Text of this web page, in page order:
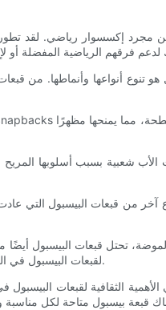
مجرد إكسسوار رياضي. لقد
تنوع أنواعها وأنماطها. من
شعبية بسبب أسلوبها المريح
من قبعات البيسبول التي
تحتل قبعات البيسبول
لقبعات البيسبول في الرياضة جعلها رمزًا لروح الفريق والولاء. يرتدي المشجعون بفخر قبعة فريقهم المفضل لإظهار دعمهم وتفانيهم، مما يخلق شعورًا بالصداقة الحميمة والانتماء.
الأهمية الثقافية لقبعات